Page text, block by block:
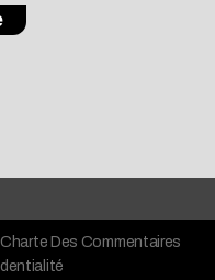
Charte Des Commentaires